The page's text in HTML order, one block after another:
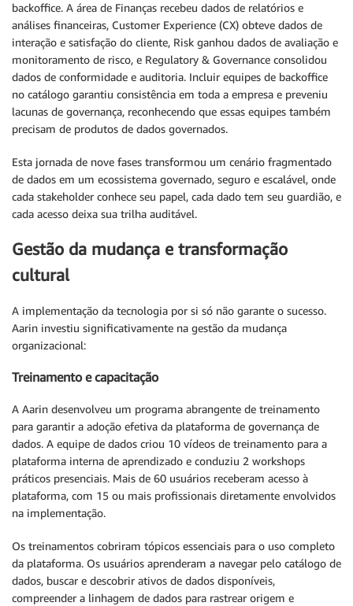
backoffice. A área de Finanças recebeu dados de relatórios e
análises financeiras, Customer Experience (CX) obteve dados de
interação e satisfação do cliente, Risk ganhou dados de avaliação e
monitoramento de risco, e Regulatory & Governance consolidou
dados de conformidade e auditoria. Incluir equipes de backoffice
no catálogo garantiu consistência em toda a empresa e preveniu
lacunas de governança, reconhecendo que essas equipes também
precisam de produtos de dados governados.
Esta jornada de nove fases transformou um cenário fragmentado
de dados em um ecossistema governado, seguro e escalável, onde
cada stakeholder conhece seu papel, cada dado tem seu guardião, e
cada acesso deixa sua trilha auditável.
Gestão da mudança e transformação
cultural
A implementação da tecnologia por si só não garante o sucesso.
Aarin investiu significativamente na gestão da mudança
organizacional:
Treinamento e capacitação
A Aarin desenvolveu um programa abrangente de treinamento
para garantir a adoção efetiva da plataforma de governança de
dados. A equipe de dados criou 10 vídeos de treinamento para a
plataforma interna de aprendizado e conduziu 2 workshops
práticos presenciais. Mais de 60 usuários receberam acesso à
plataforma, com 15 ou mais profissionais diretamente envolvidos
na implementação.
Os treinamentos cobriram tópicos essenciais para o uso completo
da plataforma. Os usuários aprenderam a navegar pelo catálogo de
dados, buscar e descobrir ativos de dados disponíveis,
compreender a linhagem de dados para rastrear origem e